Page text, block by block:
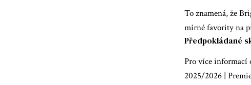
To znamená, že
mírné favority na
Předpokládané
Pro více informací
2025/2026 |